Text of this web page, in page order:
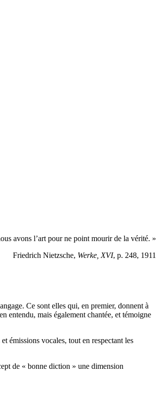
avons l’art pour ne point mourir de la vérité. »
Friedrich Nietzsche, Werke, XVI, p. 248, 1911
Ce sont elles qui, en premier, donnent à
entendu, mais également chantée, et témoigne
émissions vocales, tout en respectant les
de « bonne diction » une dimension